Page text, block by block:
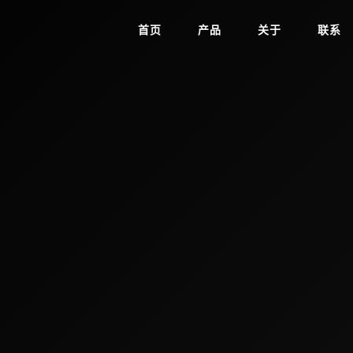
首页 产品 关于 联系